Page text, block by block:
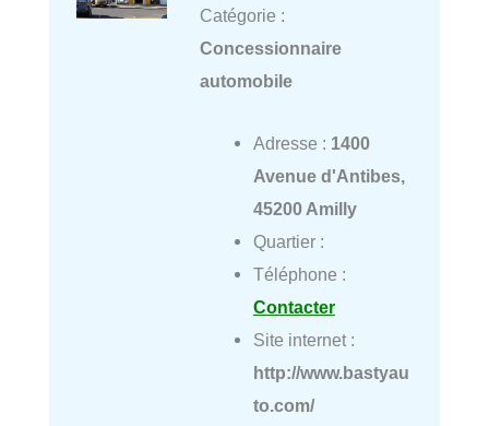
Catégorie :
Concessionnaire
automobile
Adresse : 1400
Avenue d'Antibes,
45200 Amilly
Quartier :
Téléphone :
Contacter
Site internet :
http://www.bastyau
to.com/